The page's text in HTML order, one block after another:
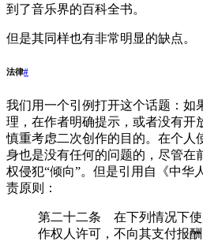
到了音乐界的百科全书。
但是其同样也有非常明显的缺点。
法律#
我们用一个引例打开这个话题：如
理，在作者明确提示，或者没有开
慎重考虑二次创作的目的。在个人
身也是没有任何的问题的，尽管在
权侵犯“倾向”。但是引用自《中华
责原则：
第二十二条 在下列情况下
作权人许可，不向其支付报